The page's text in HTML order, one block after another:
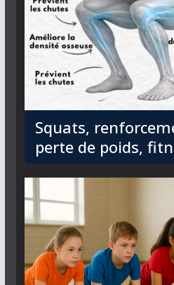
Squats,
perte de poids,